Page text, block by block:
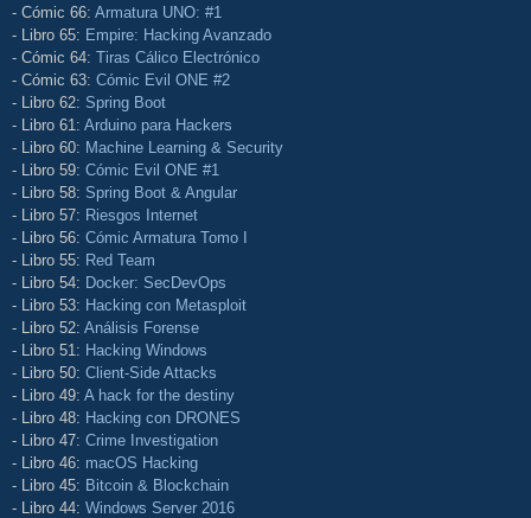
- Cómic 66: Armatura UNO: #1
- Libro 65: Empire: Hacking Avanzado
- Cómic 64: Tiras Cálico Electrónico
- Cómic 63: Cómic Evil ONE #2
- Libro 62: Spring Boot
- Libro 61: Arduino para Hackers
- Libro 60: Machine Learning & Security
- Libro 59: Cómic Evil ONE #1
- Libro 58: Spring Boot & Angular
- Libro 57: Riesgos Internet
- Libro 56: Cómic Armatura Tomo I
- Libro 55: Red Team
- Libro 54: Docker: SecDevOps
- Libro 53: Hacking con Metasploit
- Libro 52: Análisis Forense
- Libro 51: Hacking Windows
- Libro 50: Client-Side Attacks
- Libro 49: A hack for the destiny
- Libro 48: Hacking con DRONES
- Libro 47: Crime Investigation
- Libro 46: macOS Hacking
- Libro 45: Bitcoin & Blockchain
- Libro 44: Windows Server 2016